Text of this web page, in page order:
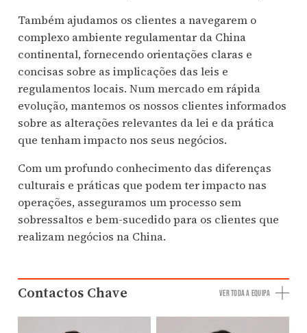
Também ajudamos os clientes a navegarem o
complexo ambiente regulamentar da China
continental, fornecendo orientações claras e
concisas sobre as implicações das leis e
regulamentos locais. Num mercado em rápida
evolução, mantemos os nossos clientes informados
sobre as alterações relevantes da lei e da prática
que tenham impacto nos seus negócios.
Com um profundo conhecimento das diferenças
culturais e práticas que podem ter impacto nas
operações, asseguramos um processo sem
sobressaltos e bem-sucedido para os clientes que
realizam negócios na China.
Contactos Chave VER TODA A EQUIPA